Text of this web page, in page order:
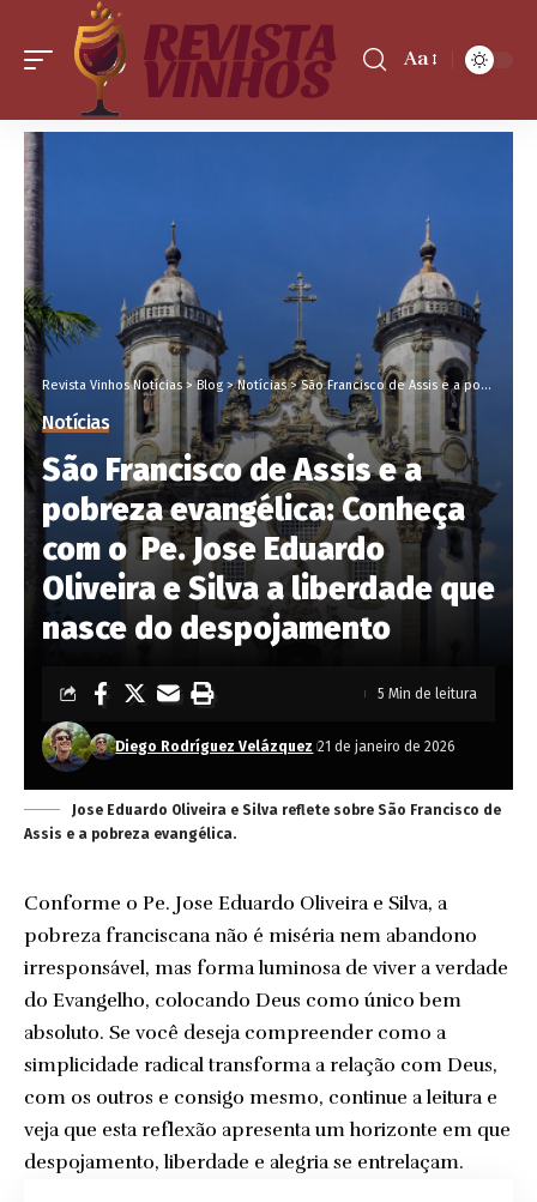
Aa
Revista Vinhos Notícias >Blog >Notícias>São Francisco de Assis e a pobreza evangélica: Conheça com o Pe. Jose Eduardo Oliveira e Silva a liberdade que nasce do despojamento
Notícias
São Francisco de Assis e a
pobreza evangélica: Conheça
com o Pe. Jose Eduardo
Oliveira e Silva a liberdade que
nasce do despojamento
Diego Rodríguez Velázquez 21 de janeiro de 2026
5 Min de leitura
Jose Eduardo Oliveira e Silva reflete sobre São Francisco de
Assis e a pobreza evangélica.
Conforme o Pe. Jose Eduardo Oliveira e Silva, a
pobreza franciscana não é miséria nem abandono
irresponsável, mas forma luminosa de viver a verdade
do Evangelho, colocando Deus como único bem
absoluto. Se você deseja compreender como a
simplicidade radical transforma a relação com Deus,
com os outros e consigo mesmo, continue a leitura e
veja que esta reflexão apresenta um horizonte em que
despojamento, liberdade e alegria se entrelaçam.